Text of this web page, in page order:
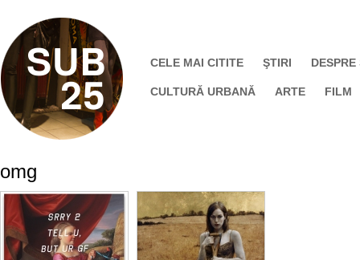
CELE MAI CITITE ŞTIRI DESPRE
CULTURĂ URBANĂ ARTE FILM
omg